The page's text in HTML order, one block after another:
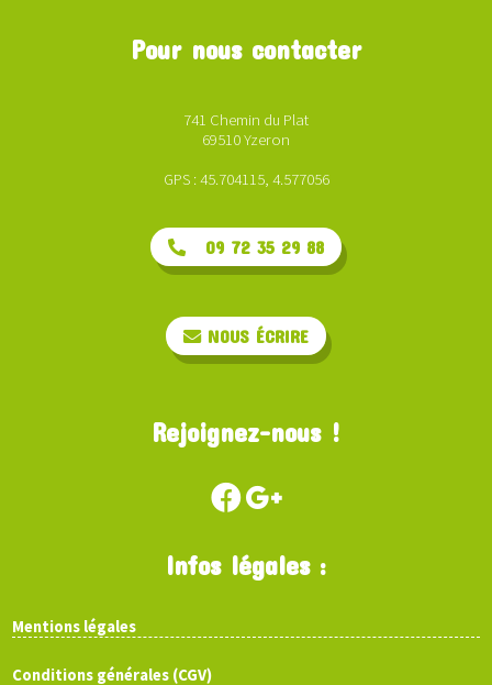
Pour nous contacter
741 Chemin du Plat
69510 Yzeron
GPS : 45.704115, 4.577056
09 72 35 29 88
NOUS ÉCRIRE
Rejoignez-nous !
Infos légales :
Mentions légales
Conditions générales (CGV)